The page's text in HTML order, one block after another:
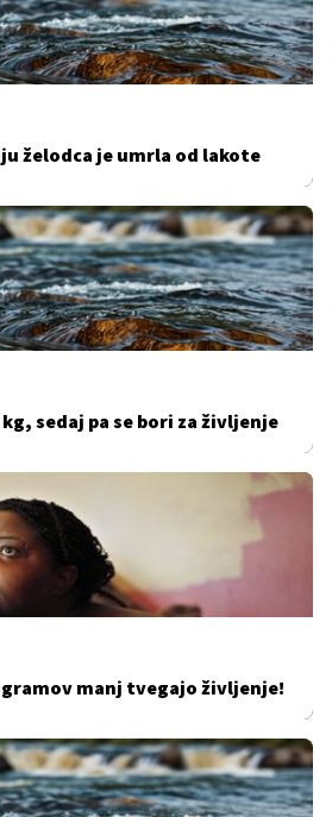
želodca je umrla od lakote
sedaj pa se bori za življenje
manj tvegajo življenje!